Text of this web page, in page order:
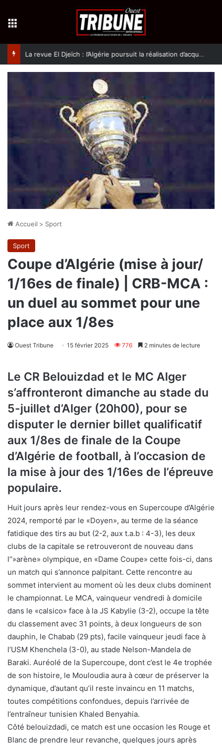
La revue El Djeïch : l’Algérie poursuit la réalisation d’acquis qualitatifs et historiques dans un climat de sécurité et de stabilité
Accueil > Sport
Sport
Coupe d’Algérie (mise à jour/
1/16es de finale) | CRB-MCA :
un duel au sommet pour une
place aux 1/8es
Ouest Tribune 15 février 2025 776 2 minutes de lecture
Le CR Belouizdad et le MC Alger
s’affronteront dimanche au stade du
5-juillet d’Alger (20h00), pour se
disputer le dernier billet qualificatif
aux 1/8es de finale de la Coupe
d’Algérie de football, à l’occasion de
la mise à jour des 1/16es de l’épreuve
populaire.
Huit jours après leur rendez-vous en Supercoupe d’Algérie
2024, remporté par le «Doyen», au terme de la séance
fatidique des tirs au but (2-2, aux t.a.b : 4-3), les deux
clubs de la capitale se retrouveront de nouveau dans
l’’»arène» olympique, en «Dame Coupe» cette fois-ci, dans
un match qui s’annonce palpitant. Cette rencontre au
sommet intervient au moment où les deux clubs dominent
le championnat. Le MCA, vainqueur vendredi à domicile
dans le «calsico» face à la JS Kabylie (3-2), occupe la tête
du classement avec 31 points, à deux longueurs de son
dauphin, le Chabab (29 pts), facile vainqueur jeudi face à
l’USM Khenchela (3-0), au stade Nelson-Mandela de
Baraki. Auréolé de la Supercoupe, dont c’est le 4e trophée
de son histoire, le Mouloudia aura à cœur de préserver la
dynamique, d’autant qu’il reste invaincu en 11 matchs,
toutes compétitions confondues, depuis l’arrivée de
l’entraîneur tunisien Khaled Benyahia.
Côté belouizdadi, ce match est une occasion les Rouge et
Blanc de prendre leur revanche, quelques jours après